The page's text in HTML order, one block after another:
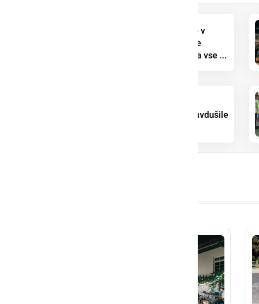
Nepozabno poletje v
Baški: 94 otrok si je
nabralo spomine za vse ...
Lotmerk na vodi navdušile